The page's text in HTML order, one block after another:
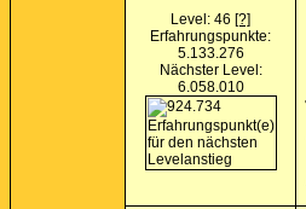
Level: 46 [?]
Erfahrungspunkte:
5.133.276
Nächster Level:
6.058.010